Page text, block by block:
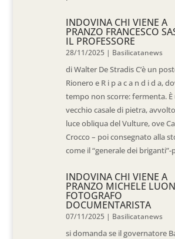
INDOVINA CHI VIENE A
PRANZO FRANCESCO
IL PROFESSORE
28/11/2025 | Basilicatanews
di Walter De Stradis C’è un
Rionero e R i p a c a n d i d a,
tempo non scorre: fermenta. È
vecchio casale di pietra,
luce obliqua del Vulture, ove
Crocco – poi consegnato alla
come il “generale dei briganti”-
INDOVINA CHI VIENE A
PRANZO MICHELE
FOTOGRAFO
DOCUMENTARISTA
07/11/2025 | Basilicatanews
si domanda se il governatore